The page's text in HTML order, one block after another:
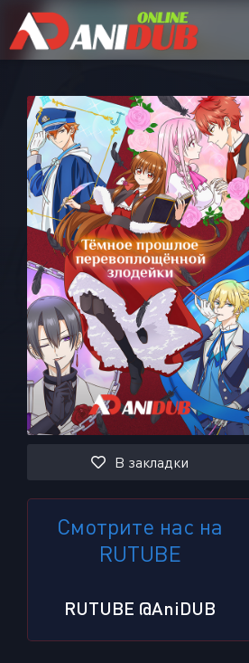
В закладки
Смотрите нас на
RUTUBE
RUTUBE @AniDUB